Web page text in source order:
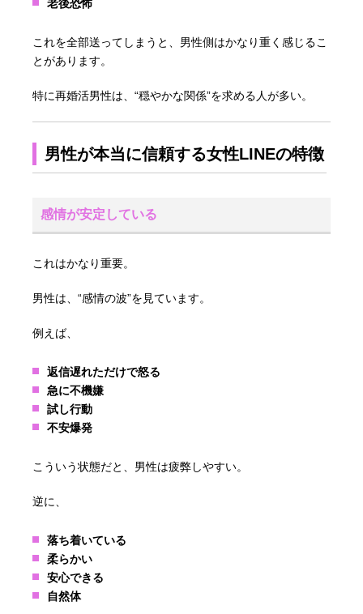
老後恐怖
これを全部送ってしまうと、男性側はかなり重く感じるこ
とがあります。
特に再婚活男性は、“穏やかな関係”を求める人が多い。
男性が本当に信頼する女性LINEの特徴
感情が安定している
これはかなり重要。
男性は、“感情の波”を見ています。
例えば、
返信遅れただけで怒る
急に不機嫌
試し行動
不安爆発
こういう状態だと、男性は疲弊しやすい。
逆に、
落ち着いている
柔らかい
安心できる
自然体